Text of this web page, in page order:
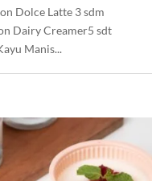
Dolce Latte 3 sdm
Dairy Creamer5 sdt
Manis...